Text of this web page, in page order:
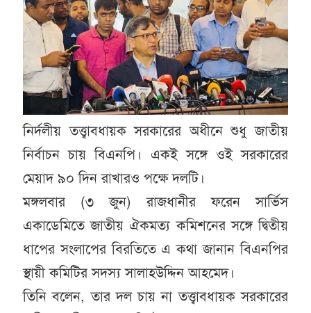
নির্দলীয় তত্ত্বাবধায়ক সরকারের অধীনে শুধু জাতীয়
নির্বাচন চায় বিএনপি। একই সঙ্গে ওই সরকারের
মেয়াদ ৯০ দিন রাখারও পক্ষে দলটি।
মঙ্গলবার (৩ জুন) রাজধানীর ফরেন সার্ভিস
একাডেমিতে জাতীয় ঐকমত্য কমিশনের সঙ্গে দ্বিতীয়
ধাপের সংলাপের বিরতিতে এ কথা জানান বিএনপির
স্থায়ী কমিটির সদস্য সালাহউদ্দিন আহমেদ।
তিনি বলেন, তার দল চায় না তত্ত্বাবধায়ক সরকারের